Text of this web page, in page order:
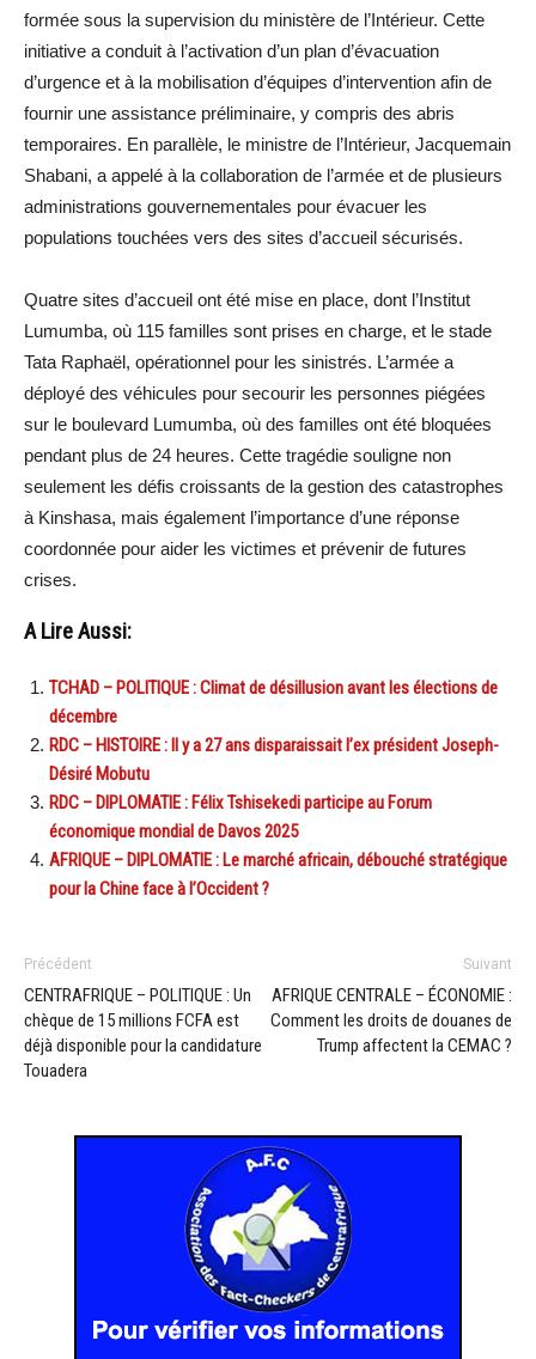
formée sous la supervision du ministère de l’Intérieur. Cette
initiative a conduit à l’activation d’un plan d’évacuation
d’urgence et à la mobilisation d’équipes d’intervention afin de
fournir une assistance préliminaire, y compris des abris
temporaires. En parallèle, le ministre de l’Intérieur, Jacquemain
Shabani, a appelé à la collaboration de l’armée et de plusieurs
administrations gouvernementales pour évacuer les
populations touchées vers des sites d’accueil sécurisés.
Quatre sites d’accueil ont été mise en place, dont l’Institut
Lumumba, où 115 familles sont prises en charge, et le stade
Tata Raphaël, opérationnel pour les sinistrés. L’armée a
déployé des véhicules pour secourir les personnes piégées
sur le boulevard Lumumba, où des familles ont été bloquées
pendant plus de 24 heures. Cette tragédie souligne non
seulement les défis croissants de la gestion des catastrophes
à Kinshasa, mais également l’importance d’une réponse
coordonnée pour aider les victimes et prévenir de futures
crises.
A Lire Aussi:
TCHAD – POLITIQUE : Climat de désillusion avant les élections de
décembre
RDC – HISTOIRE : Il y a 27 ans disparaissait l’ex président Joseph-
Désiré Mobutu
RDC – DIPLOMATIE : Félix Tshisekedi participe au Forum
économique mondial de Davos 2025
AFRIQUE – DIPLOMATIE : Le marché africain, débouché stratégique
pour la Chine face à l’Occident ?
Précédent
CENTRAFRIQUE – POLITIQUE : Un
chèque de 15 millions FCFA est
déjà disponible pour la candidature
Touadera
Suivant
AFRIQUE CENTRALE – ÉCONOMIE :
Comment les droits de douanes de
Trump affectent la CEMAC ?